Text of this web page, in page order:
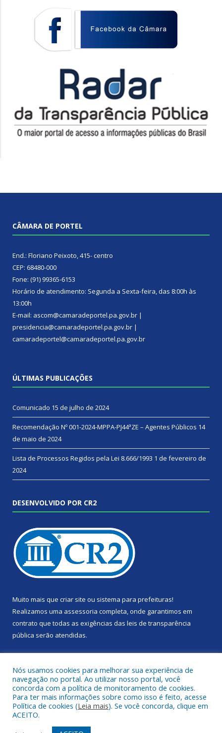
CÂMARA DE PORTEL
End.: Floriano Peixoto, 415- centro
CEP: 68480-000
Fone: (91) 99365-6153
Horário de atendimento: Segunda a Sexta-feira, das 8:00h às
13:00h
E-mail: ascom@camaradeportel.pa.gov.br |
presidencia@camaradeportel.pa.gov.br |
camaradeportel@camaradeportel.pa.gov.br
ÚLTIMAS PUBLICAÇÕES
Comunicado 15 de julho de 2024
Recomendação Nº 001-2024-MPPA-PJ44ªZE – Agentes Públicos 14
de maio de 2024
Lista de Processos Regidos pela Lei 8.666/1993 1 de fevereiro de
2024
DESENVOLVIDO POR CR2
Muito mais que criar site ou sistema para prefeituras!
Realizamos uma assessoria completa, onde garantimos em
contrato que todas as exigências das leis de transparência
pública serão atendidas.
Todos os direitos reservados a Câmara Municipal de Portel.
Nós usamos cookies para melhorar sua experiência de
navegação no portal. Ao utilizar nosso portal, você
concorda com a política de monitoramento de cookies.
Para ter mais informações sobre como isso é feito, acesse
Política de cookies (Leia mais). Se você concorda, clique em
ACEITO.